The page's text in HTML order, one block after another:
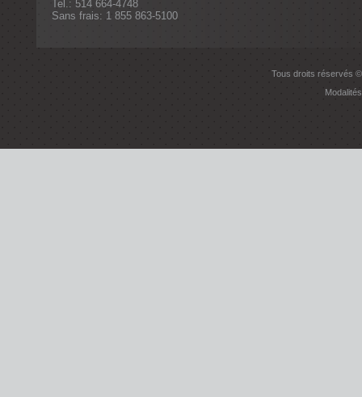
Tel.: 514 664-4748
Sans frais: 1 855 863-5100
Tous droits réservés